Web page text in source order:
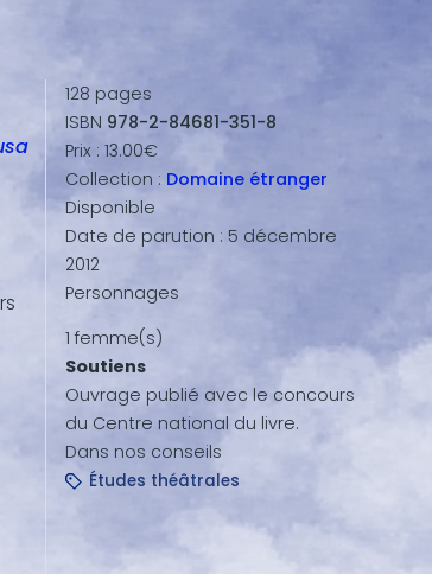
128 pages
ISBN 978-2-84681-351-8
Prix : 13.00€
Collection : Domaine étranger
Disponible
Date de parution : 5 décembre
2012
Personnages
1 femme(s)
Soutiens
Ouvrage publié avec le concours
du Centre national du livre.
Dans nos conseils
Études théâtrales